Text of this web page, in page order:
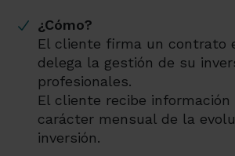
¿Cómo?
El cliente firma un contrato
delega la gestión de su
profesionales.
El cliente recibe
carácter mensual de la
inversión.